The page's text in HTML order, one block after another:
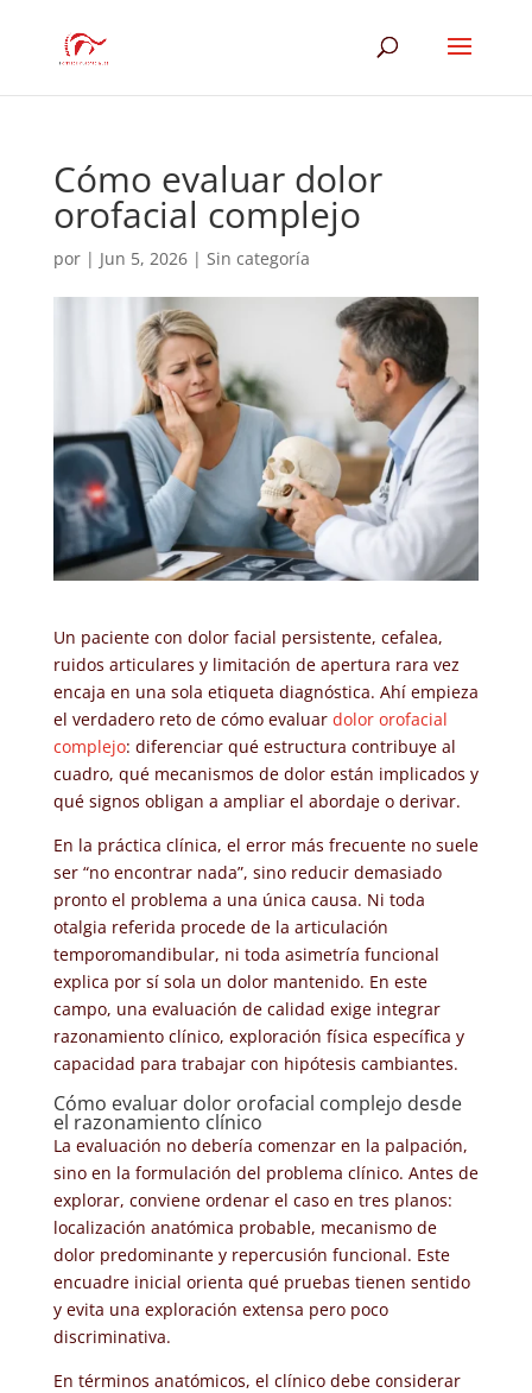
Cómo evaluar dolor
orofacial complejo
por | Jun 5, 2026| Sin categoría
Un paciente con dolor facial persistente, cefalea,
ruidos articulares y limitación de apertura rara vez
encaja en una sola etiqueta diagnóstica. Ahí empieza
el verdadero reto de cómo evaluar dolor orofacial
complejo: diferenciar qué estructura contribuye al
cuadro, qué mecanismos de dolor están implicados y
qué signos obligan a ampliar el abordaje o derivar.
En la práctica clínica, el error más frecuente no suele
ser “no encontrar nada”, sino reducir demasiado
pronto el problema a una única causa. Ni toda
otalgia referida procede de la articulación
temporomandibular, ni toda asimetría funcional
explica por sí sola un dolor mantenido. En este
campo, una evaluación de calidad exige integrar
razonamiento clínico, exploración física específica y
capacidad para trabajar con hipótesis cambiantes.
Cómo evaluar dolor orofacial complejo desde
el razonamiento clínico
La evaluación no debería comenzar en la palpación,
sino en la formulación del problema clínico. Antes de
explorar, conviene ordenar el caso en tres planos:
localización anatómica probable, mecanismo de
dolor predominante y repercusión funcional. Este
encuadre inicial orienta qué pruebas tienen sentido
y evita una exploración extensa pero poco
discriminativa.
En términos anatómicos, el clínico debe considerar